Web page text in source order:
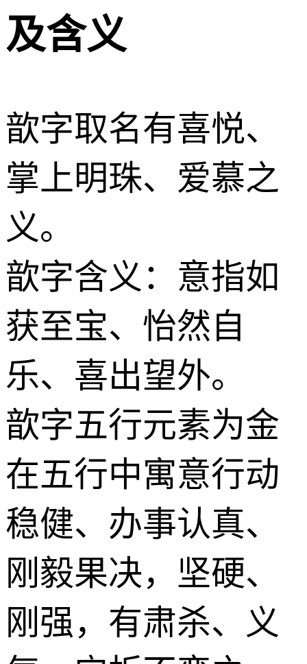
及含义
歆字取名有喜悦、
掌上明珠、爱慕之
义。
歆字含义：意指如
获至宝、怡然自
乐、喜出望外。
歆字五行元素为金
在五行中寓意行动
稳健、办事认真、
刚毅果决，坚硬、
刚强，有肃杀、义